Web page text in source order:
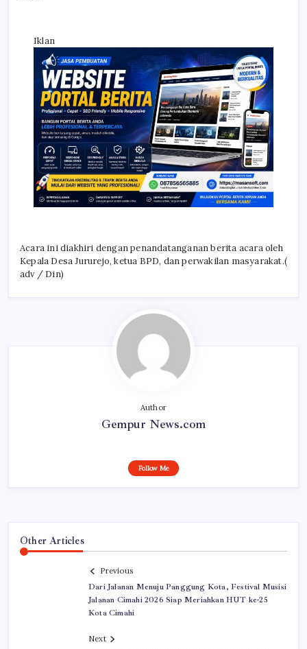
Iklan
Acara ini diakhiri dengan penandatanganan berita acara oleh
Kepala Desa Jururejo, ketua BPD, dan perwakilan masyarakat.(
adv / Din)
Author
Gempur News.com
Follow Me
Other Articles
Previous
Dari Jalanan Menuju Panggung Kota, Festival Musisi
Jalanan Cimahi 2026 Siap Meriahkan HUT ke-25
Kota Cimahi
Next